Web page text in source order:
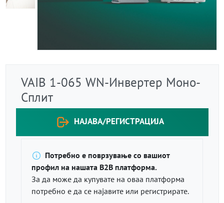
VAIB 1-065 WN-Инвертер Моно-
Сплит
НАЈАВА/РЕГИСТРАЦИЈА
Потребно е поврзување со вашиот
профил на нашата B2B платформа.
За да може да купувате на оваа платформа
потребно е да се најавите или регистрирате.